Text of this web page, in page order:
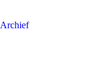
Archief